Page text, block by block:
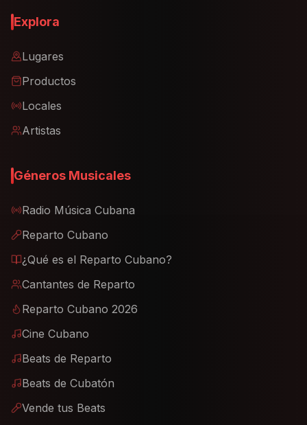
Explora
Lugares
Productos
Locales
Artistas
Géneros Musicales
Radio Música Cubana
Reparto Cubano
¿Qué es el Reparto Cubano?
Cantantes de Reparto
Reparto Cubano 2026
Cine Cubano
Beats de Reparto
Beats de Cubatón
Vende tus Beats